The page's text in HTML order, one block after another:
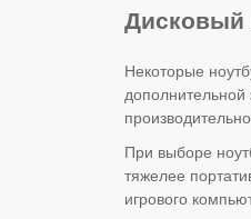
Дисковый
Некоторые
При выборе
тяжелее
игрового